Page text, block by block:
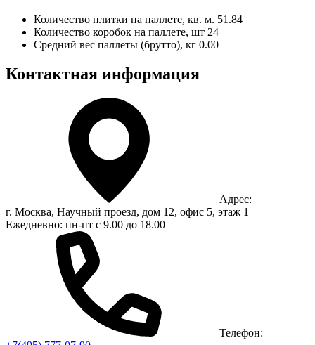
Количество плитки на паллете, кв. м. 51.84
Количество коробок на паллете, шт 24
Средний вес паллеты (брутто), кг 0.00
Контактная информация
Адрес:
г. Москва, Научный проезд, дом 12, офис 5, этаж 1
Ежедневно: пн-пт с 9.00 до 18.00
Телефон: